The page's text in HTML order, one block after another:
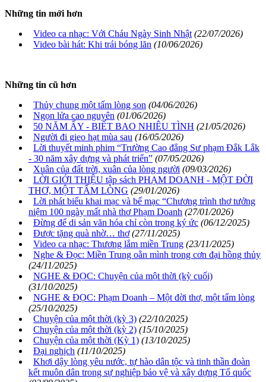
Những tin mới hơn
Video ca nhạc: Với Cháu Ngày Sinh Nhật (22/07/2026)
Video bài hát: Khi trái bóng lăn (10/06/2026)
Những tin cũ hơn
Thủy chung một tấm lòng son (04/06/2026)
Ngọn lửa cao nguyên (01/06/2026)
50 NĂM ẤY - BIẾT BAO NHIÊU TÌNH (21/05/2026)
Người đi gieo hạt mùa sau (16/05/2026)
Lời thuyết minh phim “Trường Cao đẳng Sư phạm Đắk Lắk
- 30 năm xây dựng và phát triển” (07/05/2026)
Xuân của đất trời, xuân của lòng người (09/03/2026)
LỜI GIỚI THIỆU tập sách PHẠM DOANH - MỘT ĐỜI
THƠ, MỘT TẤM LÒNG (29/01/2026)
Lời phát biểu khai mạc và bế mạc “Chương trình thơ tưởng
niệm 100 ngày mất nhà thơ Phạm Doanh (27/01/2026)
Đừng để di sản văn hóa chỉ còn trong ký ức (06/12/2025)
Được tặng quà nhờ… thơ (27/11/2025)
Video ca nhạc: Thương lắm miền Trung (23/11/2025)
Nghe & Đọc: Miền Trung oằn mình trong cơn đại hồng thủy
(24/11/2025)
NGHE & ĐỌC: Chuyện của một thời (kỳ cuối)
(31/10/2025)
NGHE & ĐỌC: Phạm Doanh – Một đời thơ, một tấm lòng
(25/10/2025)
Chuyện của một thời (kỳ 3) (22/10/2025)
Chuyện của một thời (kỳ 2) (15/10/2025)
Chuyện của một thời (Kỳ 1) (13/10/2025)
Đại nghịch (11/10/2025)
Khơi dậy lòng yêu nước, tự hào dân tộc và tinh thần đoàn
kết muôn dân trong sự nghiệp bảo vệ và xây dựng Tổ quốc